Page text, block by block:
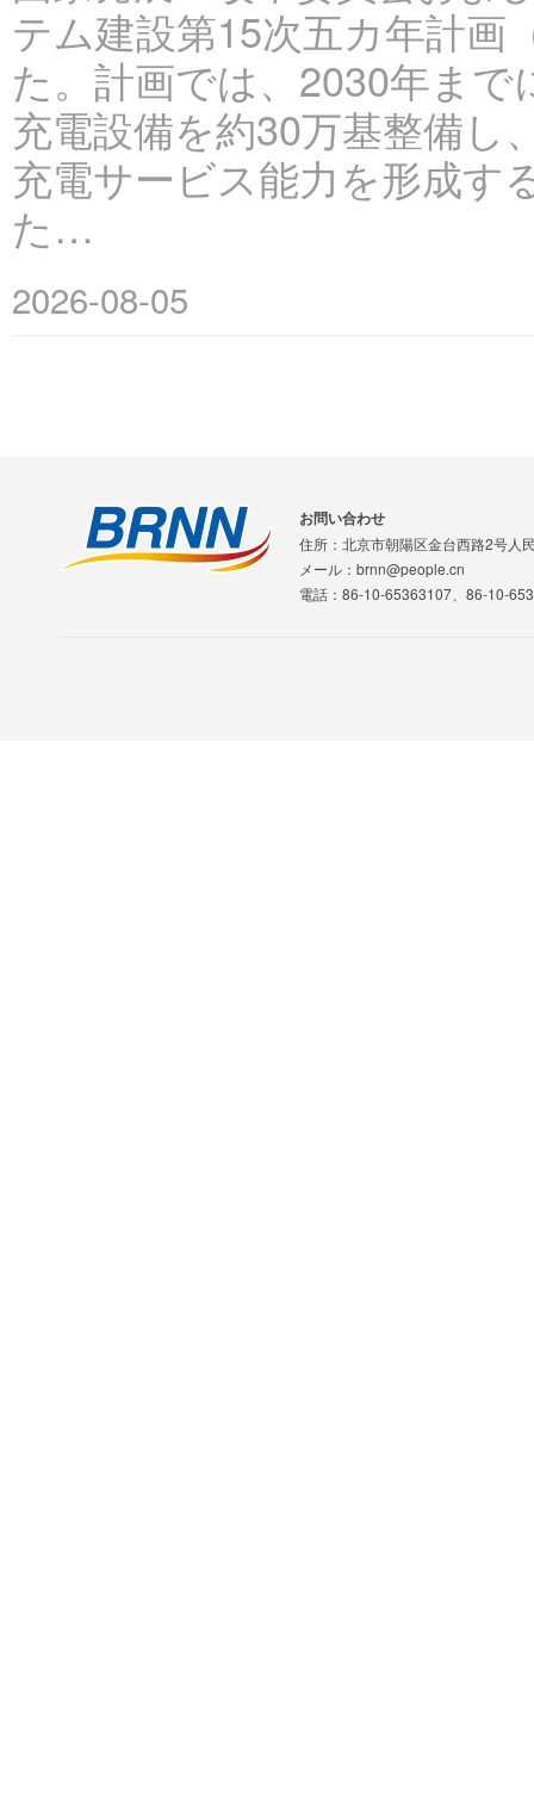
テム建設第15次五カ年計画
た。計画では、2030年ま
充電設備を約30万基整備し
充電サービス能力を形成す
た…
2026-08-05
お問い合わせ
住所：北京市朝陽区金台西路2号人
メール：brnn@people.cn
電話：86-10-65363107、86-10-